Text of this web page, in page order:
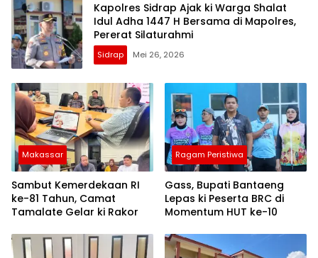
Kapolres Sidrap Ajak ki Warga Shalat
Idul Adha 1447 H Bersama di Mapolres,
Pererat Silaturahmi
Sidrap Mei 26, 2026
Makassar
Sambut Kemerdekaan RI
ke-81 Tahun, Camat
Tamalate Gelar ki Rakor
Ragam Peristiwa
Gass, Bupati Bantaeng
Lepas ki Peserta BRC di
Momentum HUT ke-10